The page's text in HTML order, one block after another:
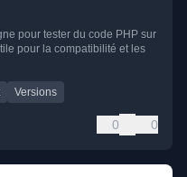
pour tester du code PHP sur
pour la compatibilité et les
Versions
0 0